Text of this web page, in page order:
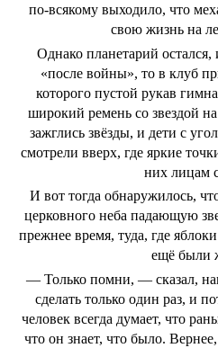
по-всякому выходило, что
свою жизнь на
Однако планетарий остался,
«после войны», то в клуб
которого пустой рукав
широкий ремень со звездой
зажглись звёзды, и дети с
смотрели вверх, где яркие
них лицам
И вот тогда обнаружилось,
церковного неба падающую
прежнее время, туда, где
ещё были
— Только помни, — сказал,
сделать только один раз, и
человек всегда думает, что
что он знает, что было.